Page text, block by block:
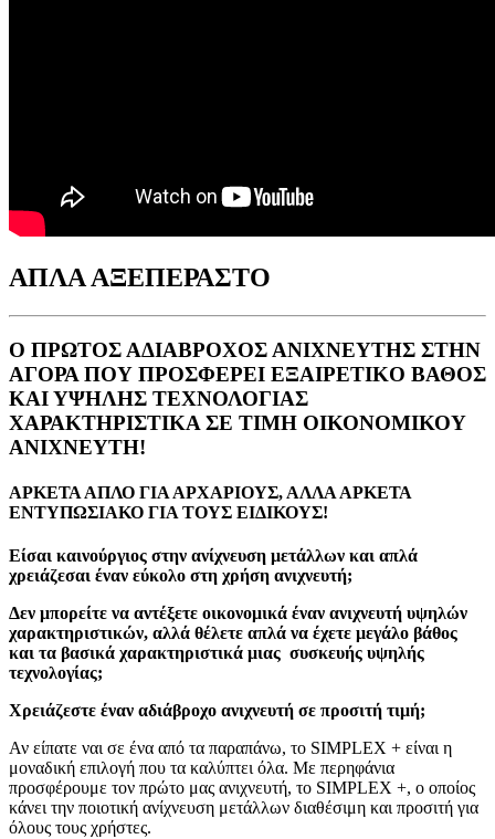
ΑΠΛΑ ΑΞΕΠΕΡΑΣΤO
Ο ΠΡΩΤΟΣ ΑΔΙΑΒΡΟΧΟΣ ΑΝΙΧΝΕΥΤΗΣ ΣΤΗΝ
ΑΓΟΡΑ ΠΟΥ ΠΡΟΣΦΕΡΕΙ ΕΞΑΙΡΕΤΙΚO ΒΑΘΟΣ
ΚΑΙ ΥΨΗΛΗΣ ΤΕΧΝΟΛΟΓΙΑΣ
ΧΑΡΑΚΤΗΡΙΣΤΙΚΑ ΣΕ ΤΙΜΗ ΟΙΚΟΝΟΜΙΚΟΥ
ΑΝΙΧΝΕΥΤΗ!
ΑΡΚΕΤΑ ΑΠΛΟ ΓΙΑ ΑΡΧΑΡΙΟΥΣ, ΑΛΛΑ ΑΡΚΕΤΑ
ΕΝΤΥΠΩΣΙΑΚΟ ΓΙΑ ΤΟΥΣ ΕΙΔΙΚΟΥΣ!
Είσαι καινούργιος στην ανίχνευση μετάλλων και απλά
χρειάζεσαι έναν εύκολο στη χρήση ανιχνευτή;
Δεν μπορείτε να αντέξετε οικονομικά έναν ανιχνευτή υψηλών
χαρακτηριστικών, αλλά θέλετε απλά να έχετε μεγάλο βάθος
και τα βασικά χαρακτηριστικά μιας συσκευής υψηλής
τεχνολογίας;
Χρειάζεστε έναν αδιάβροχο ανιχνευτή σε προσιτή τιμή;
Αν είπατε ναι σε ένα από τα παραπάνω, το SIMPLEX + είναι η
μοναδική επιλογή που τα καλύπτει όλα. Με περηφάνια
προσφέρουμε τον πρώτο μας ανιχνευτή, το SIMPLEX +, o οποίος
κάνει την ποιοτική ανίχνευση μετάλλων διαθέσιμη και προσιτή για
όλους τους χρήστες.